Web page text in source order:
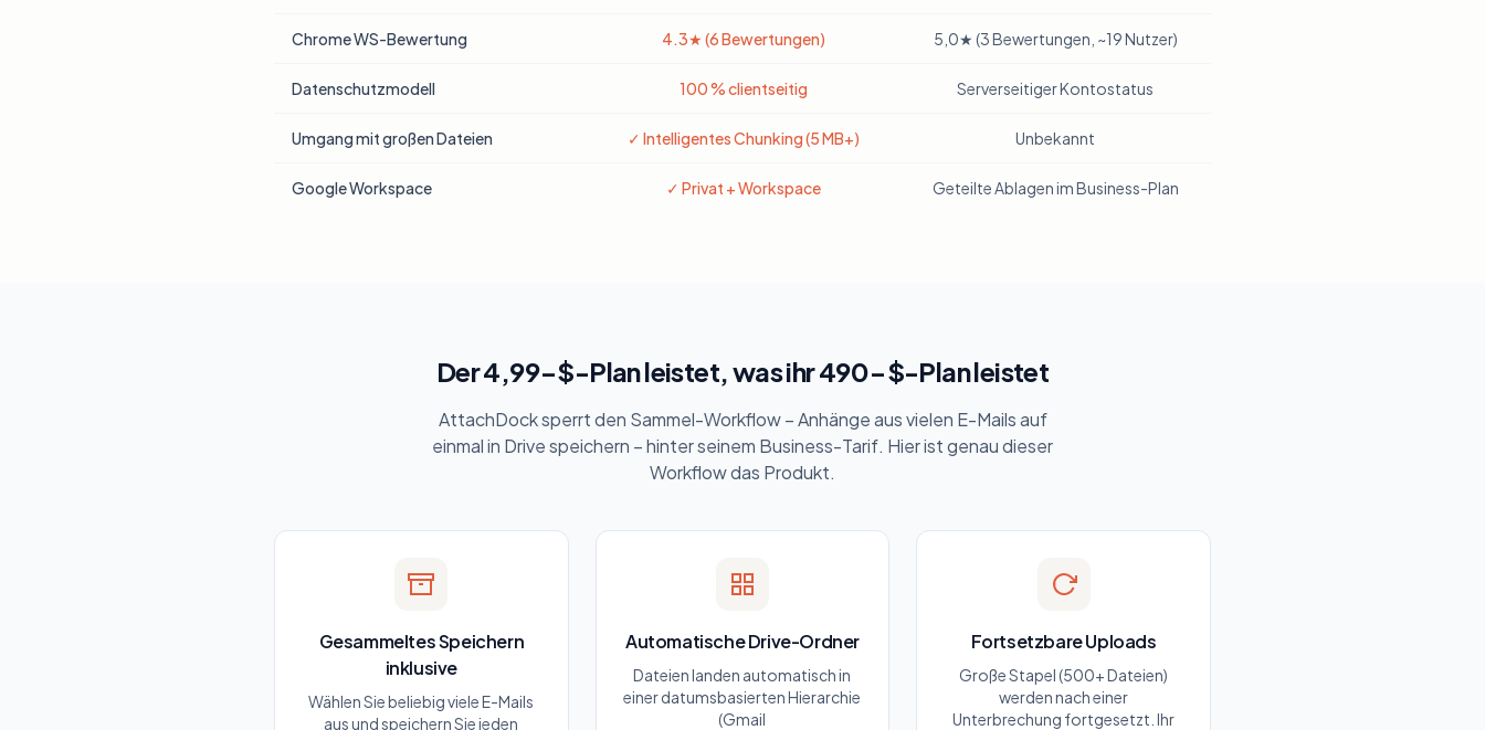
Chrome WS-Bewertung 4.3★ (6 Bewertungen) 5,0★ (3 Bewertungen, ~19 Nutzer)
Datenschutzmodell 100 % clientseitig Serverseitiger Kontostatus
Umgang mit großen Dateien ✓ Intelligentes Chunking (5 MB+) Unbekannt
Google Workspace ✓ Privat + Workspace Geteilte Ablagen im Business-Plan
Der 4,99-$-Plan leistet, was ihr 490-$-Plan leistet
AttachDock sperrt den Sammel-Workflow – Anhänge aus vielen E-Mails auf
einmal in Drive speichern – hinter seinem Business-Tarif. Hier ist genau dieser
Workflow das Produkt.
Gesammeltes Speichern
inklusive
Wählen Sie beliebig viele E-Mails
aus und speichern Sie jeden
Automatische Drive-Ordner
Dateien landen automatisch in
einer datumsbasierten Hierarchie
(Gmail
Fortsetzbare Uploads
Große Stapel (500+ Dateien)
werden nach einer
Unterbrechung fortgesetzt. Ihr